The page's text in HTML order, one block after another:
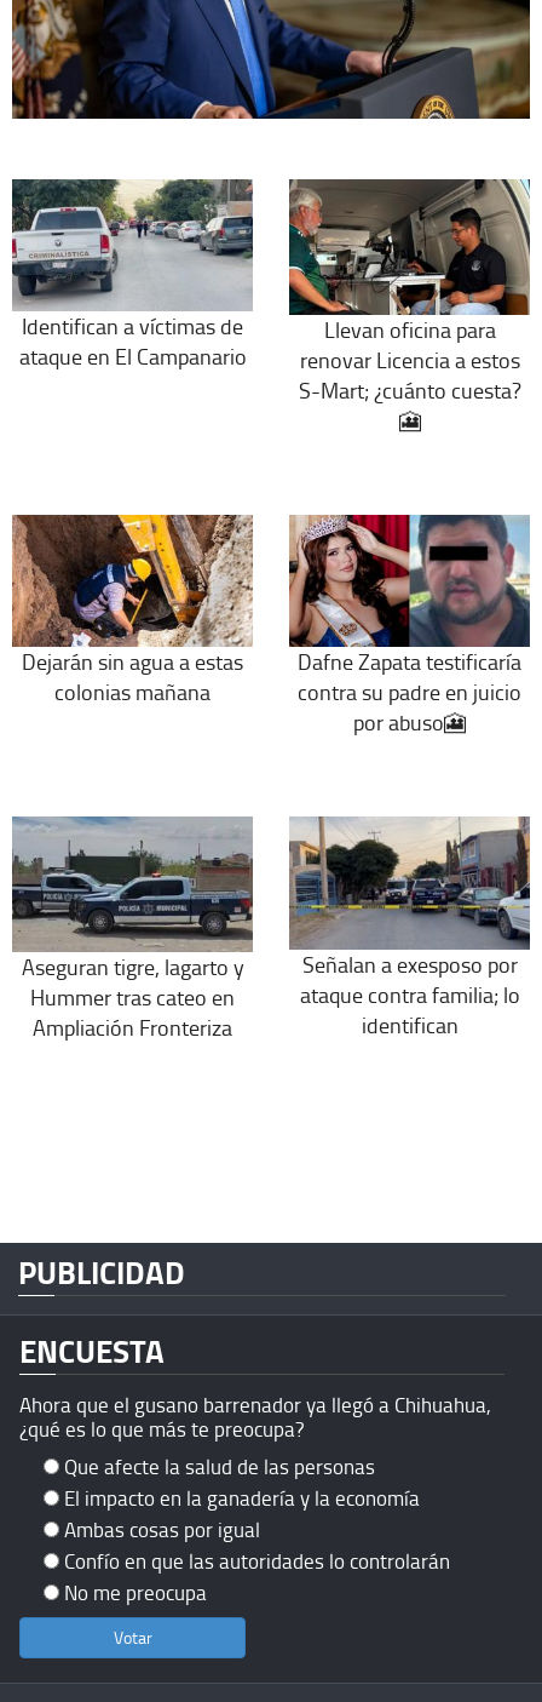
Identifican a víctimas de
ataque en El Campanario
Llevan oficina para
renovar Licencia a estos
S-Mart; ¿cuánto cuesta?
🎦
Dejarán sin agua a estas
colonias mañana
Dafne Zapata testificaría
contra su padre en juicio
por abuso🎦
Aseguran tigre, lagarto y
Hummer tras cateo en
Ampliación Fronteriza
Señalan a exesposo por
ataque contra familia; lo
identifican
PUBLICIDAD
ENCUESTA
Ahora que el gusano barrenador ya llegó a Chihuahua,
¿qué es lo que más te preocupa?
Que afecte la salud de las personas
El impacto en la ganadería y la economía
Ambas cosas por igual
Confío en que las autoridades lo controlarán
No me preocupa